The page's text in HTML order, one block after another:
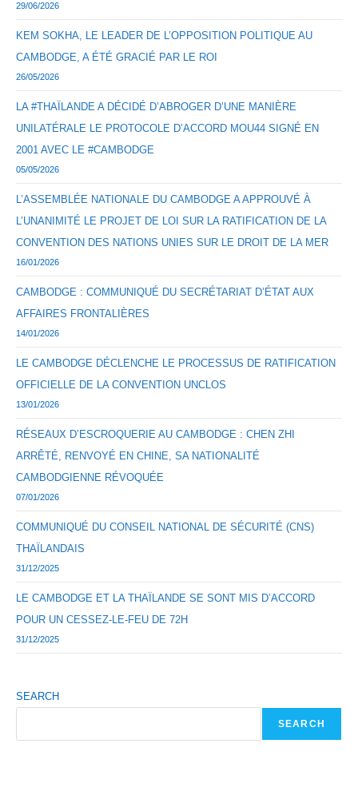
29/06/2026
KEM SOKHA, LE LEADER DE L’OPPOSITION POLITIQUE AU
CAMBODGE, A ÉTÉ GRACIÉ PAR LE ROI
26/05/2026
LA #THAÏLANDE A DÉCIDÉ D’ABROGER D’UNE MANIÈRE
UNILATÉRALE LE PROTOCOLE D’ACCORD MOU44 SIGNÉ EN
2001 AVEC LE #CAMBODGE
05/05/2026
L’ASSEMBLÉE NATIONALE DU CAMBODGE A APPROUVÉ À
L’UNANIMITÉ LE PROJET DE LOI SUR LA RATIFICATION DE LA
CONVENTION DES NATIONS UNIES SUR LE DROIT DE LA MER
16/01/2026
CAMBODGE : COMMUNIQUÉ DU SECRÉTARIAT D’ÉTAT AUX
AFFAIRES FRONTALIÈRES
14/01/2026
LE CAMBODGE DÉCLENCHE LE PROCESSUS DE RATIFICATION
OFFICIELLE DE LA CONVENTION UNCLOS
13/01/2026
RÉSEAUX D’ESCROQUERIE AU CAMBODGE : CHEN ZHI
ARRÊTÉ, RENVOYÉ EN CHINE, SA NATIONALITÉ
CAMBODGIENNE RÉVOQUÉE
07/01/2026
COMMUNIQUÉ DU CONSEIL NATIONAL DE SÉCURITÉ (CNS)
THAÏLANDAIS
31/12/2025
LE CAMBODGE ET LA THAÏLANDE SE SONT MIS D’ACCORD
POUR UN CESSEZ-LE-FEU DE 72H
31/12/2025
SEARCH
SEARCH